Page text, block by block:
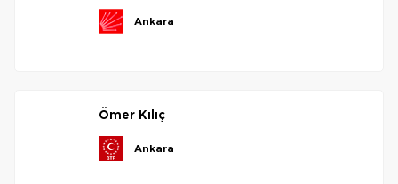
ankara
ömer kılıç
ankara